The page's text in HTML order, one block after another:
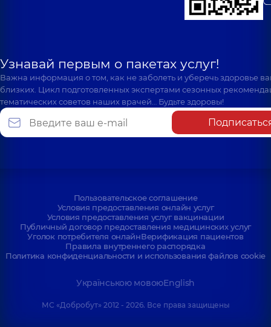
Узнавай первым о пакетах услуг!
Важна информация о том, как не заболеть и уберечь здоровье
близких. Цикл подготовленных экспертами сезонных
тематических советов наших врачей… Будьте здоровы!
Пользовательское соглашение
Условия предоставления онлайн услуг
Условия предоставления услуг вакцинации
Публичный договор предоставления медицинских услуг
Уголок потребителя онлайнВерификация пациентов
Правила внутреннего распорядка
Политика конфиденциальности и использования файлов cookie
Українською мовоюEnglish
МС «Добробут» 2012 - 2026. Все права защищены